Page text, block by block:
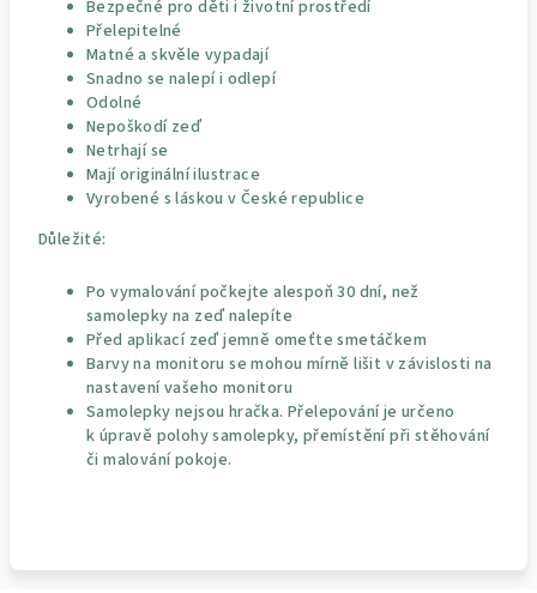
Bezpečné pro děti i životní prostředí
Přelepitelné
Matné a skvěle vypadají
Snadno se nalepí i odlepí
Odolné
Nepoškodí zeď
Netrhají se
Mají originální ilustrace
Vyrobené s láskou v České republice
Důležité:
Po vymalování počkejte alespoň 30 dní, než
samolepky na zeď nalepíte
Před aplikací zeď jemně omeťte smetáčkem
Barvy na monitoru se mohou mírně lišit v závislosti na
nastavení vašeho monitoru
Samolepky nejsou hračka. Přelepování je určeno
k úpravě polohy samolepky, přemístění při stěhování
či malování pokoje.